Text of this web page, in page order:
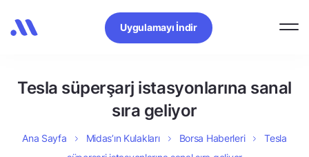
Uygulamayı İndir
Tesla süperşarj istasyonlarına sanal
sıra geliyor
Ana Sayfa Midas’ın Kulakları Borsa Haberleri
Tesla